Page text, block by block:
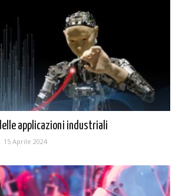
applicazioni industriali
15 Aprile 2024